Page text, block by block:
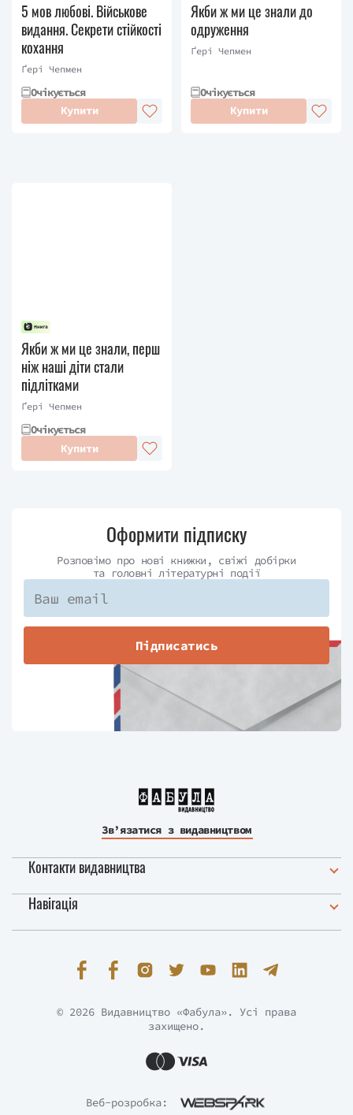
5 мов любові. Військове
видання. Секрети стійкості
кохання
Ґері Чепмен
Очікується
Купити
Якби ж ми це знали до
одруження
Ґері Чепмен
Очікується
Купити
Якби ж ми це знали, перш
ніж наші діти стали
підлітками
Ґері Чепмен
Очікується
Купити
Оформити підписку
Розповімо про нові книжки, свіжі добірки
та головні літературні події
Підписатись
Зв’язатися з видавництвом
Контакти видавництва
Навігація
Веб-розробка:
© 2026 Видавництво «Фабула». Усі права
захищено.